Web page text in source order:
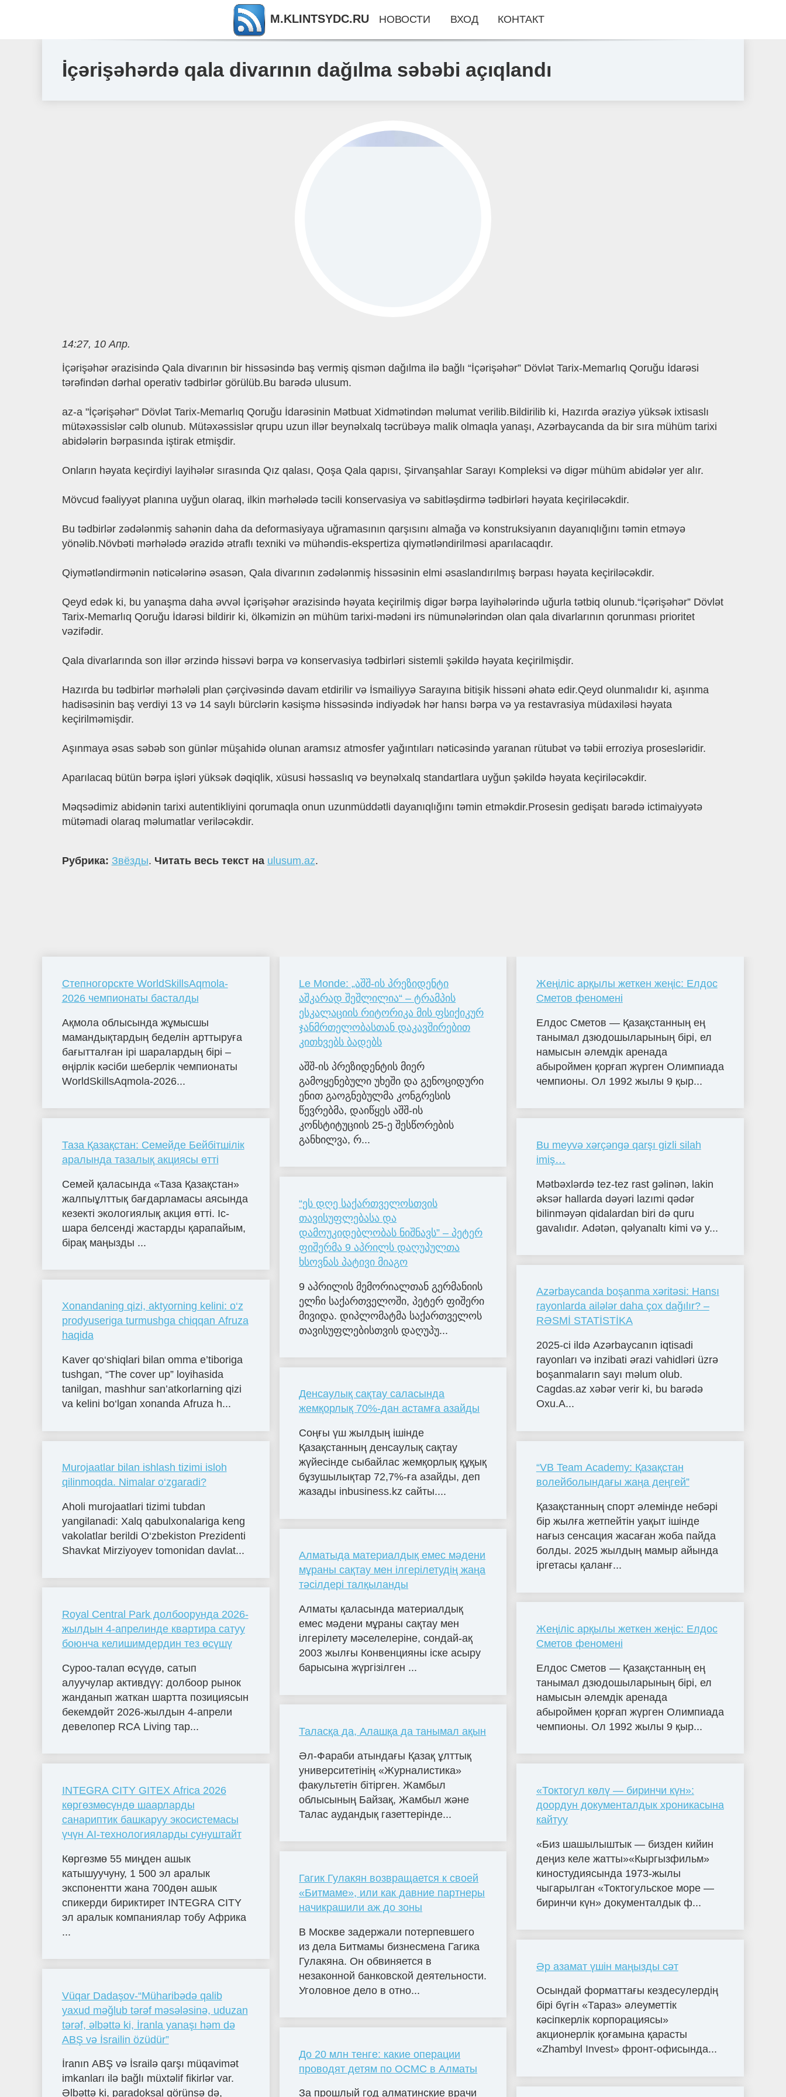
İçərişəhərdə qala divarının dağılma səbəbi açıqlandı
14:27, 10 Апр.
İçərişəhər ərazisində Qala divarının bir hissəsində baş vermiş qismən dağılma ilə bağlı “İçərişəhər” Dövlət Tarix-Memarlıq Qoruğu İdarəsi
tərəfindən dərhal operativ tədbirlər görülüb.Bu barədə ulusum.
az-a "İçərişəhər" Dövlət Tarix-Memarlıq Qoruğu İdarəsinin Mətbuat Xidmətindən məlumat verilib.Bildirilib ki, Hazırda əraziyə yüksək ixtisaslı
mütəxəssislər cəlb olunub. Mütəxəssislər qrupu uzun illər beynəlxalq təcrübəyə malik olmaqla yanaşı, Azərbaycanda da bir sıra mühüm tarixi
abidələrin bərpasında iştirak etmişdir.
Onların həyata keçirdiyi layihələr sırasında Qız qalası, Qoşa Qala qapısı, Şirvanşahlar Sarayı Kompleksi və digər mühüm abidələr yer alır.
Mövcud fəaliyyət planına uyğun olaraq, ilkin mərhələdə təcili konservasiya və sabitləşdirmə tədbirləri həyata keçiriləcəkdir.
Bu tədbirlər zədələnmiş sahənin daha da deformasiyaya uğramasının qarşısını almağa və konstruksiyanın dayanıqlığını təmin etməyə
yönəlib.Növbəti mərhələdə ərazidə ətraflı texniki və mühəndis-ekspertiza qiymətləndirilməsi aparılacaqdır.
Qiymətləndirmənin nəticələrinə əsasən, Qala divarının zədələnmiş hissəsinin elmi əsaslandırılmış bərpası həyata keçiriləcəkdir.
Qeyd edək ki, bu yanaşma daha əvvəl İçərişəhər ərazisində həyata keçirilmiş digər bərpa layihələrində uğurla tətbiq olunub.“İçərişəhər” Dövlət
Tarix-Memarlıq Qoruğu İdarəsi bildirir ki, ölkəmizin ən mühüm tarixi-mədəni irs nümunələrindən olan qala divarlarının qorunması prioritet
vəzifədir.
Qala divarlarında son illər ərzində hissəvi bərpa və konservasiya tədbirləri sistemli şəkildə həyata keçirilmişdir.
Hazırda bu tədbirlər mərhələli plan çərçivəsində davam etdirilir və İsmailiyyə Sarayına bitişik hissəni əhatə edir.Qeyd olunmalıdır ki, aşınma
hadisəsinin baş verdiyi 13 və 14 saylı bürclərin kəsişmə hissəsində indiyədək hər hansı bərpa və ya restavrasiya müdaxiləsi həyata
keçirilməmişdir.
Aşınmaya əsas səbəb son günlər müşahidə olunan aramsız atmosfer yağıntıları nəticəsində yaranan rütubət və təbii erroziya prosesləridir.
Aparılacaq bütün bərpa işləri yüksək dəqiqlik, xüsusi həssaslıq və beynəlxalq standartlara uyğun şəkildə həyata keçiriləcəkdir.
Məqsədimiz abidənin tarixi autentikliyini qorumaqla onun uzunmüddətli dayanıqlığını təmin etməkdir.Prosesin gedişatı barədə ictimaiyyətə
mütəmadi olaraq məlumatlar veriləcəkdir.
Рубрика: Звёзды. Читать весь текст на ulusum.az.
Степногорскте WorldSkillsAqmola-
2026 чемпионаты басталды
Ақмола облысында жұмысшы
мамандықтардың беделін арттыруға
бағытталған ірі шаралардың бірі –
өңірлік кәсіби шеберлік чемпионаты
WorldSkillsAqmola-2026...
Таза Қазақстан: Семейде Бейбітшілік
аралында тазалық акциясы өтті
Семей қаласында «Таза Қазақстан»
жалпыұлттық бағдарламасы аясында
кезекті экологиялық акция өтті. Іс-
шара белсенді жастарды қарапайым,
бірақ маңызды ...
Xonandaning qizi, aktyorning kelini: o‘z
prodyuseriga turmushga chiqqan Afruza
haqida
Kaver qo‘shiqlari bilan omma e’tiboriga
tushgan, “The cover up” loyihasida
tanilgan, mashhur san’atkorlarning qizi
va kelini bo‘lgan xonanda Afruza h...
Murojaatlar bilan ishlash tizimi isloh
qilinmoqda. Nimalar o‘zgaradi?
Aholi murojaatlari tizimi tubdan
yangilanadi: Xalq qabulxonalariga keng
vakolatlar berildi O‘zbekiston Prezidenti
Shavkat Mirziyoyev tomonidan davlat...
Royal Central Park долбоорунда 2026-
жылдын 4-апрелинде квартира сатуу
боюнча келишимдердин тез өсүшү
Суроо-талап өсүүдө, сатып
алуучулар активдүү: долбоор рынок
жанданып жаткан шартта позициясын
бекемдөйт 2026-жылдын 4-апрели
девелопер RCA Living тар...
INTEGRA CITY GITEX Africa 2026
көргөзмөсүндө шаарларды
санариптик башкаруу экосистемасы
үчүн AI-технологияларды сунуштайт
Көргөзмө 55 миңден ашык
катышуучуну, 1 500 эл аралык
экспонентти жана 700дөн ашык
спикерди бириктирет INTEGRA CITY
эл аралык компаниялар тобу Африка
...
Vüqar Dadaşov-“Müharibədə qalib
yaxud məğlub tərəf məsələsinə, uduzan
tərəf, əlbəttə ki, İranla yanaşı həm də
ABŞ və İsrailin özüdür”
İranın ABŞ və İsrailə qarşı müqavimət
imkanları ilə bağlı müxtəlif fikirlər var.
Əlbəttə ki, paradoksal görünsə də,
Le Monde: „აშშ-ის პრეზიდენტი
აშკარად შეშლილია“ – ტრამპის
ესკალაციის რიტორიკა მის ფსიქიკურ
ჯანმრთელობასთან დაკავშირებით
კითხვებს ბადებს
აშშ-ის პრეზიდენტის მიერ
გამოყენებული უხეში და გენოციდური
ენით გაოგნებულმა კონგრესის
წევრებმა, დაიწყეს აშშ-ის
კონსტიტუციის 25-ე შესწორების
განხილვა, რ...
“ეს დღე საქართველოსთვის
თავისუფლებასა და
დამოუკიდებლობას ნიშნავს” – პეტერ
ფიშერმა 9 აპრილს დაღუპულთა
ხსოვნას პატივი მიაგო
9 აპ­რი­ლის მე­მო­რი­ალ­თან გერ­მა­ნი­ის
ელჩი სა­ქარ­თვე­ლო­ში, პე­ტერ ფი­შე­რი
მი­ვი­და. დიპ­ლო­მატ­მა სა­ქარ­თვე­ლოს
თა­ვი­სუფ­ლე­ბის­თვის და­ღუ­პუ...
Денсаулық сақтау саласында
жемқорлық 70%-дан астамға азайды
Соңғы үш жылдың ішінде
Қазақстанның денсаулық сақтау
жүйесінде сыбайлас жемқорлық құқық
бұзушылықтар 72,7%-ға азайды, деп
жазады inbusiness.kz сайты....
Алматыда материалдық емес мәдени
мұраны сақтау мен ілгерілетудің жаңа
тәсілдері талқыланды
Алматы қаласында материалдық
емес мәдени мұраны сақтау мен
ілгерілету мәселелеріне, сондай-ақ
2003 жылғы Конвенцияны іске асыру
барысына жүргізілген ...
Таласқа да, Алашқа да танымал ақын
Әл-Фараби атындағы Қазақ ұлттық
университетінің «Журналистика»
факультетін бітірген. Жамбыл
облысының Байзақ, Жамбыл және
Талас аудандық газеттерінде...
Гагик Гулакян возвращается к своей
«Битмаме», или как давние партнеры
начикрашили аж до зоны
В Москве задержали потерпевшего
из дела Битмамы бизнесмена Гагика
Гулакяна. Он обвиняется в
незаконной банковской деятельности.
Уголовное дело в отно...
До 20 млн тенге: какие операции
проводят детям по ОСМС в Алматы
За прошлый год алматинские врачи
Жеңіліс арқылы жеткен жеңіс: Елдос
Сметов феномені
Елдос Сметов — Қазақстанның ең
танымал дзюдошыларының бірі, ел
намысын әлемдік аренада
абыроймен қорғап жүрген Олимпиада
чемпионы. Ол 1992 жылы 9 қыр...
Bu meyvə xərçəngə qarşı gizli silah
imiş…
Mətbəxlərdə tez-tez rast gəlinən, lakin
əksər hallarda dəyəri lazımi qədər
bilinməyən qidalardan biri də quru
gavalıdır. Adətən, qəlyanaltı kimi və y...
Azərbaycanda boşanma xəritəsi: Hansı
rayonlarda ailələr daha çox dağılır? –
RƏSMİ STATİSTİKA
2025-ci ildə Azərbaycanın iqtisadi
rayonları və inzibati ərazi vahidləri üzrə
boşanmaların sayı məlum olub.
Cagdas.az xəbər verir ki, bu barədə
Oxu.A...
“VB Team Academy: Қазақстан
волейболындағы жаңа деңгей”
Қазақстанның спорт әлемінде небәрі
бір жылға жетпейтін уақыт ішінде
нағыз сенсация жасаған жоба пайда
болды. 2025 жылдың мамыр айында
іргетасы қаланғ...
Жеңіліс арқылы жеткен жеңіс: Елдос
Сметов феномені
Елдос Сметов — Қазақстанның ең
танымал дзюдошыларының бірі, ел
намысын әлемдік аренада
абыроймен қорғап жүрген Олимпиада
чемпионы. Ол 1992 жылы 9 қыр...
«Токтогул көлү — биринчи күн»:
доордун документалдык хроникасына
кайтуу
«Биз шашылыштык — бизден кийин
деңиз келе жатты»«Кыргызфильм»
киностудиясында 1973-жылы
чыгарылган «Токтогульское море —
биринчи күн» документалдык ф...
Әр азамат үшін маңызды сәт
Осындай форматтағы кездесулердің
бірі бүгін «Тараз» әлеуметтік
кәсіпкерлік корпорациясы»
акционерлік қоғамына қарасты
«Zhambyl Invest» фронт-офисында...
M.KLINTSYDC.RU НОВОСТИ ВХОД КОНТАКТ